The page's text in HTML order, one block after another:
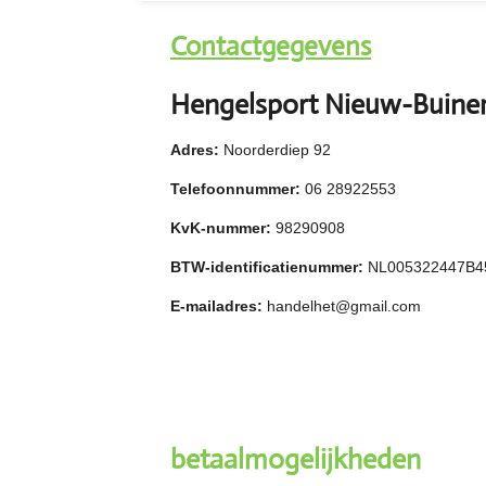
Contactgegevens
Hengelsport Nieuw-
Adres: Noorderdiep 92
Telefoonnummer: 06 28922553
KvK-nummer: 98290908
BTW-identificatienummer:
E-mailadres: handelhet@gmail.com
betaalmogelijkheden